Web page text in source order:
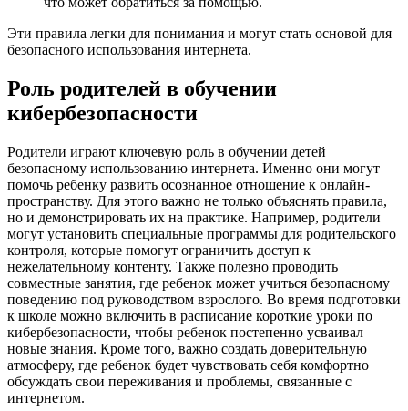
Эти правила легки для понимания и могут стать основой для
безопасного использования интернета.
Роль родителей в обучении
кибербезопасности
Родители играют ключевую роль в обучении детей
безопасному использованию интернета. Именно они могут
помочь ребенку развить осознанное отношение к онлайн-
пространству. Для этого важно не только объяснять правила,
но и демонстрировать их на практике. Например, родители
могут установить специальные программы для родительского
контроля, которые помогут ограничить доступ к
нежелательному контенту. Также полезно проводить
совместные занятия, где ребенок может учиться безопасному
поведению под руководством взрослого. Во время подготовки
к школе можно включить в расписание короткие уроки по
кибербезопасности, чтобы ребенок постепенно усваивал
новые знания. Кроме того, важно создать доверительную
атмосферу, где ребенок будет чувствовать себя комфортно
обсуждать свои переживания и проблемы, связанные с
интернетом.